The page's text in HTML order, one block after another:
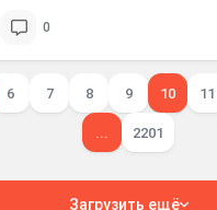
0
6 7 8 9 10 11
... 2201
Загрузить ещё